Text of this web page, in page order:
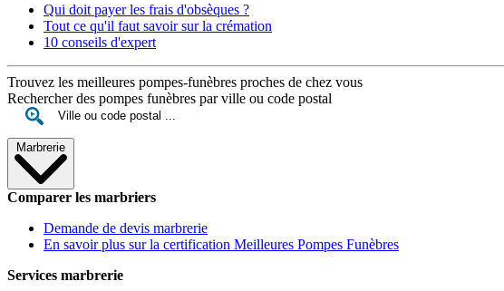
Qui doit payer les frais d'obsèques ?
Tout ce qu'il faut savoir sur la crémation
10 conseils d'expert
Trouvez les meilleures pompes-funèbres proches de chez vous
Rechercher des pompes funèbres par ville ou code postal
Marbrerie
Comparer les marbriers
Demande de devis marbrerie
En savoir plus sur la certification Meilleures Pompes Funèbres
Services marbrerie